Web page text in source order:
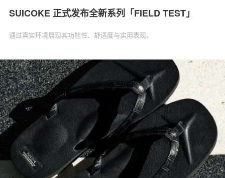
SUICOKE 正式发布全新系列「FIELD TEST」
通过真实环境展现其功能性、舒适度与实用表现。